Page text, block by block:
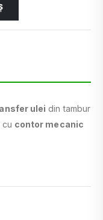
ulei din tambur
cu contor mecanic